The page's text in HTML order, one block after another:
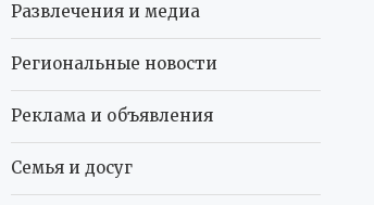
Развлечения и медиа
Региональные новости
Реклама и объявления
Семья и досуг